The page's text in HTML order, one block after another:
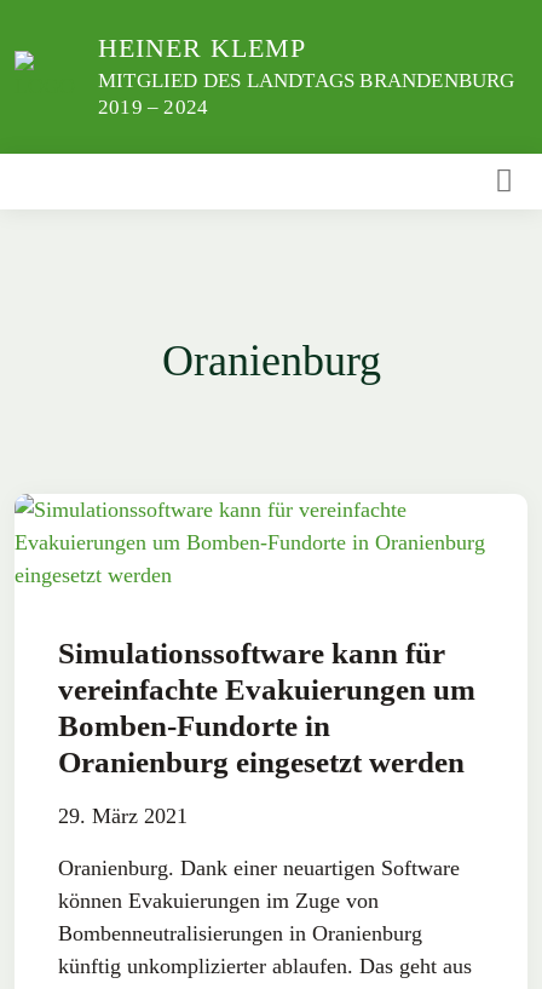
zum
HEINER KLEMP
MITGLIED DES LANDTAGS BRANDENBURG
2019 – 2024
Oranienburg
Simulationssoftware kann für
vereinfachte Evakuierungen um
Bomben-Fundorte in
Oranienburg eingesetzt werden
29. März 2021
Oranienburg. Dank einer neuartigen Software
können Evakuierungen im Zuge von
Bombenneutralisierungen in Oranienburg
künftig unkomplizierter ablaufen. Das geht aus